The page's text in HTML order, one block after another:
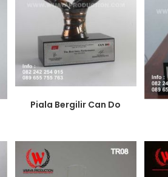
Piala Bergilir Can Do